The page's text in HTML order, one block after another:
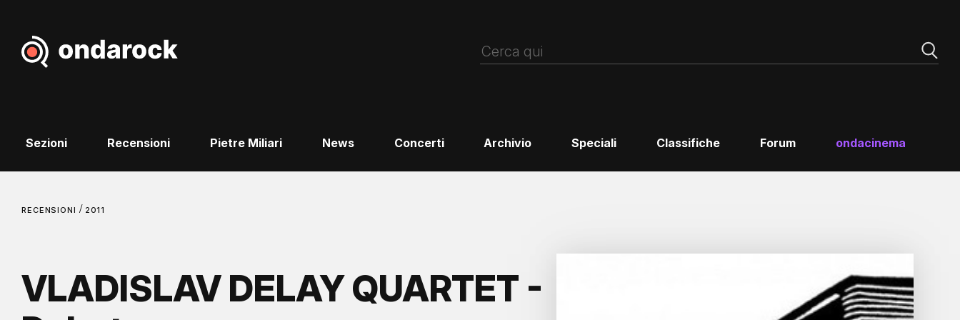
Sezioni Recensioni Pietre Miliari News Concerti Archivio Speciali Classifiche Forum ondacinema
RECENSIONI / 2011
VLADISLAV DELAY QUARTET -